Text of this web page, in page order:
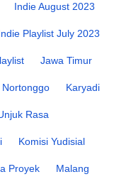
Indie August 2023
Playlist July 2023
Jawa Timur
Karyadi
Rasa
Komisi Yudisial
Proyek Malang